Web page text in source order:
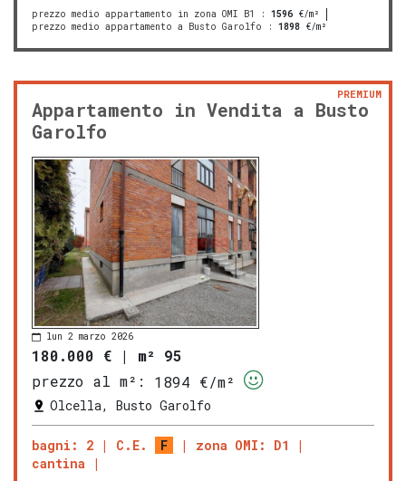
prezzo medio appartamento in zona OMI B1 : 1596 €/m²
prezzo medio appartamento a Busto Garolfo : 1898 €/m²
Appartamento in Vendita a Busto
Garolfo
PREMIUM
lun 2 marzo 2026
180.000 € | m² 95
prezzo al m²:
1894 €/m²
Olcella, Busto Garolfo
bagni: 2 C.E. F
zona OMI: D1
cantina